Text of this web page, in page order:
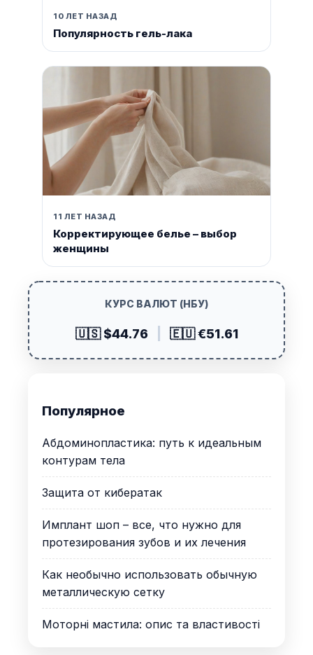
10 ЛЕТ НАЗАД
Популярность гель-лака
11 ЛЕТ НАЗАД
Корректирующее белье – выбор
женщины
КУРС ВАЛЮТ (НБУ)
🇺🇸 $44.76 🇪🇺 €51.61
Популярное
Абдоминопластика: путь к идеальным
контурам тела
Защита от кибератак
Имплант шоп – все, что нужно для
протезирования зубов и их лечения
Как необычно использовать обычную
металлическую сетку
Моторні мастила: опис та властивості